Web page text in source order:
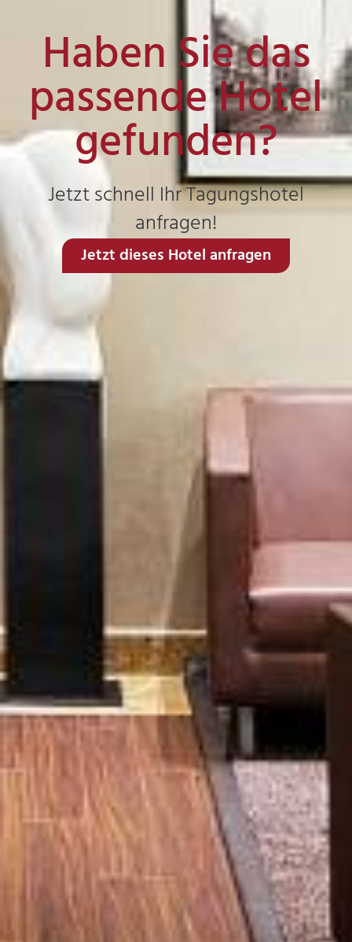
Haben Sie das
passende Hotel
gefunden?
Jetzt schnell Ihr Tagungshotel
anfragen!
Jetzt dieses Hotel anfragen